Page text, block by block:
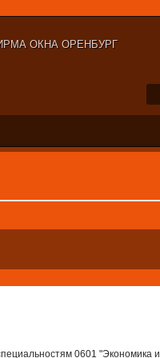
ОКНА ОРЕНБУРГ
0601 "Экономика и